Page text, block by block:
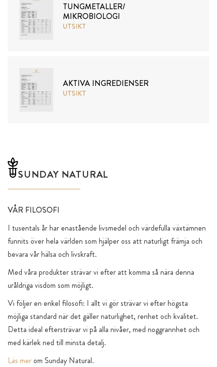
TUNGMETALLER/
MIKROBIOLOGI
UTSIKT
AKTIVA INGREDIENSER
UTSIKT
SUNDAY NATURAL
VÅR FILOSOFI
I tusentals år har enastående livsmedel och värdefulla växtämnen
funnits över hela världen som hjälper oss att naturligt främja och
bevara vår hälsa och livskraft.
Med våra produkter strävar vi efter att komma så nära denna
uråldriga visdom som möjligt.
Vi följer en enkel filosofi: I allt vi gör strävar vi efter högsta
möjliga standard när det gäller naturlighet, renhet och kvalitet.
Detta ideal eftersträvar vi på alla nivåer, med noggrannhet och
med kärlek ned till minsta detalj.
Läs mer om Sunday Natural.